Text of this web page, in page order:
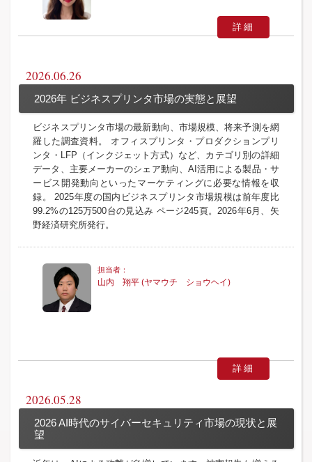
詳細
2026.06.26
2026年 ビジネスプリンタ市場の実態と展望
ビジネスプリンタ市場の最新動向、市場規模、将来予測を網
羅した調査資料。 オフィスプリンタ・プロダクションプリ
ンタ・LFP（インクジェット方式）など、カテゴリ別の詳細
データ、主要メーカーのシェア動向、AI活用による製品・サ
ービス開発動向といったマーケティングに必要な情報を収
録。 2025年度の国内ビジネスプリンタ市場規模は前年度比
99.2%の125万500台の見込み ページ245頁。2026年6月、矢
野経済研究所発行。
山内 翔平 (ヤマウチ ショウヘイ)
詳細
2026.05.28
2026 AI時代のサイバーセキュリティ市場の現状と展
望